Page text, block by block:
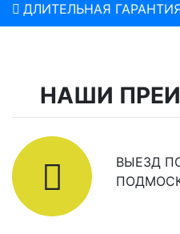
ДЛИТЕЛЬНАЯ
НАШИ
ВЫЕЗД